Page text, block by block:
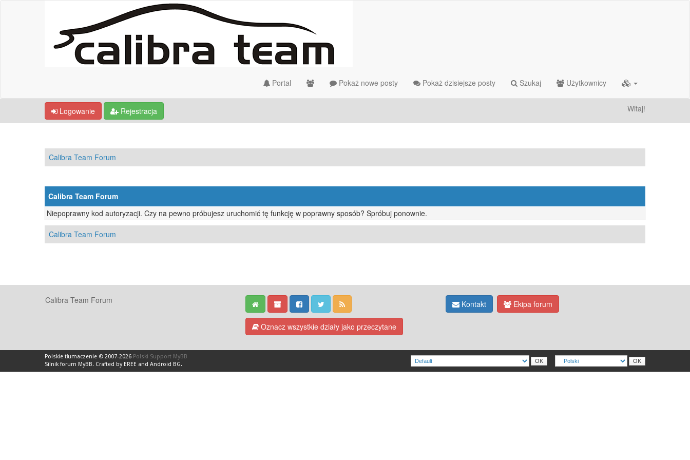
Portal Pokaż nowe posty Pokaż dzisiejsze posty Szukaj Użytkownicy
Logowanie Rejestracja Witaj!
Calibra Team Forum
Calibra Team Forum
Niepoprawny kod autoryzacji. Czy na pewno próbujesz uruchomić tę funkcję w poprawny sposób? Spróbuj ponownie.
Calibra Team Forum
Calibra Team Forum
Oznacz wszystkie działy jako przeczytane
Kontakt Ekipa forum
Polskie tłumaczenie © 2007-2026 Polski Support MyBB
Silnik forum MyBB. Crafted by EREE and Android BG.